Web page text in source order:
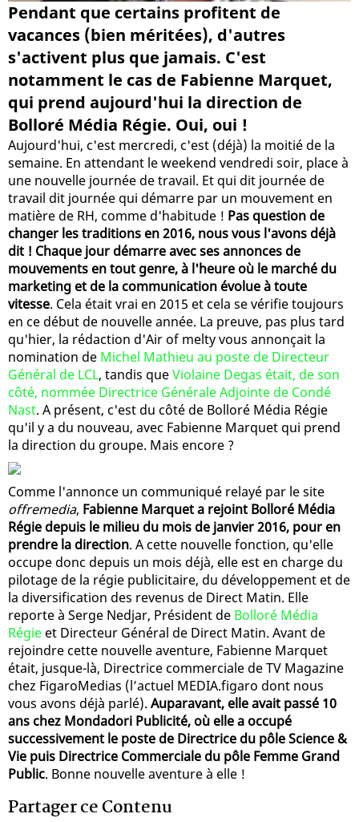
Pendant que certains profitent de
vacances (bien méritées), d'autres
s'activent plus que jamais. C'est
notamment le cas de Fabienne Marquet,
qui prend aujourd'hui la direction de
Bolloré Média Régie. Oui, oui !
Aujourd'hui, c'est mercredi, c'est (déjà) la moitié de la
semaine. En attendant le weekend vendredi soir, place à
une nouvelle journée de travail. Et qui dit journée de
travail dit journée qui démarre par un mouvement en
matière de RH, comme d'habitude ! Pas question de
changer les traditions en 2016, nous vous l'avons déjà
dit ! Chaque jour démarre avec ses annonces de
mouvements en tout genre, à l'heure où le marché du
marketing et de la communication évolue à toute
vitesse. Cela était vrai en 2015 et cela se vérifie toujours
en ce début de nouvelle année. La preuve, pas plus tard
qu'hier, la rédaction d'Air of melty vous annonçait la
nomination de Michel Mathieu au poste de Directeur
Général de LCL, tandis queViolaine Degas était, de son
côté, nommée Directrice Générale Adjointe de Condé
Nast. A présent, c'est du côté de Bolloré Média Régie
qu'il y a du nouveau, avec Fabienne Marquet qui prend
la direction du groupe. Mais encore ?
Comme l'annonce un communiqué relayé par le site
offremedia, Fabienne Marquet a rejoint Bolloré Média
Régie depuis le milieu du mois de janvier 2016, pour en
prendre la direction. A cette nouvelle fonction, qu'elle
occupe donc depuis un mois déjà, elle est en charge du
pilotage de la régie publicitaire, du développement et de
la diversification des revenus de Direct Matin. Elle
reporte à Serge Nedjar, Président de Bolloré Média
Régie et Directeur Général de Direct Matin. Avant de
rejoindre cette nouvelle aventure, Fabienne Marquet
était, jusque-là, Directrice commerciale de TV Magazine
chez FigaroMedias (l’actuel MEDIA.figaro dont nous
vous avons déjà parlé). Auparavant, elle avait passé 10
ans chez Mondadori Publicité, où elle a occupé
successivement le poste de Directrice du pôle Science &
Vie puis Directrice Commerciale du pôle Femme Grand
Public. Bonne nouvelle aventure à elle !
Partager ce Contenu